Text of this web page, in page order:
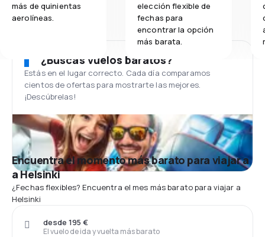
más de quinientas
aerolíneas.
elección flexible de
fechas para
encontrar la opción
más barata.
¿Buscas vuelos baratos?
Estás en el lugar correcto. Cada día comparamos
cientos de ofertas para mostrarte las mejores.
¡Descúbrelas!
Encuentra el momento más barato para viajar a
a Helsinki
¿Fechas flexibles? Encuentra el mes más barato para viajar a
Helsinki
El vuelo de ida y vuelta más barato
desde 195 €